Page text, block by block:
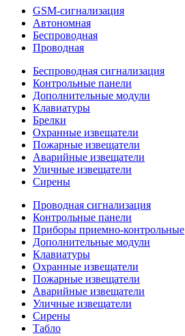
GSM-сигнализация
Автономная
Беспроводная
Проводная
Беспроводная сигнализация
Контрольные панели
Дополнительные модули
Клавиатуры
Брелки
Охранные извещатели
Пожарные извещатели
Аварийные извещатели
Уличные извещатели
Сирены
Проводная сигнализация
Контрольные панели
Приборы приемно-контрольные
Дополнительные модули
Клавиатуры
Охранные извещатели
Пожарные извещатели
Аварийные извещатели
Уличные извещатели
Сирены
Табло